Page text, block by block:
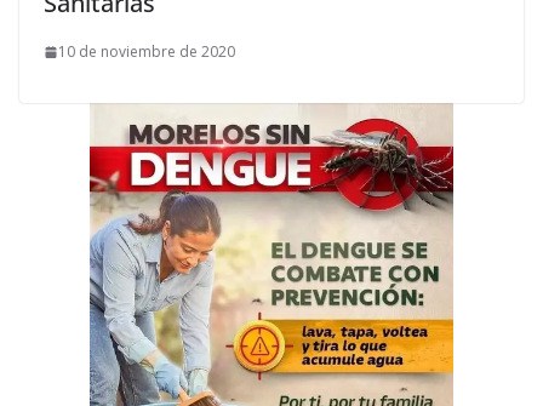
10 de noviembre de 2020